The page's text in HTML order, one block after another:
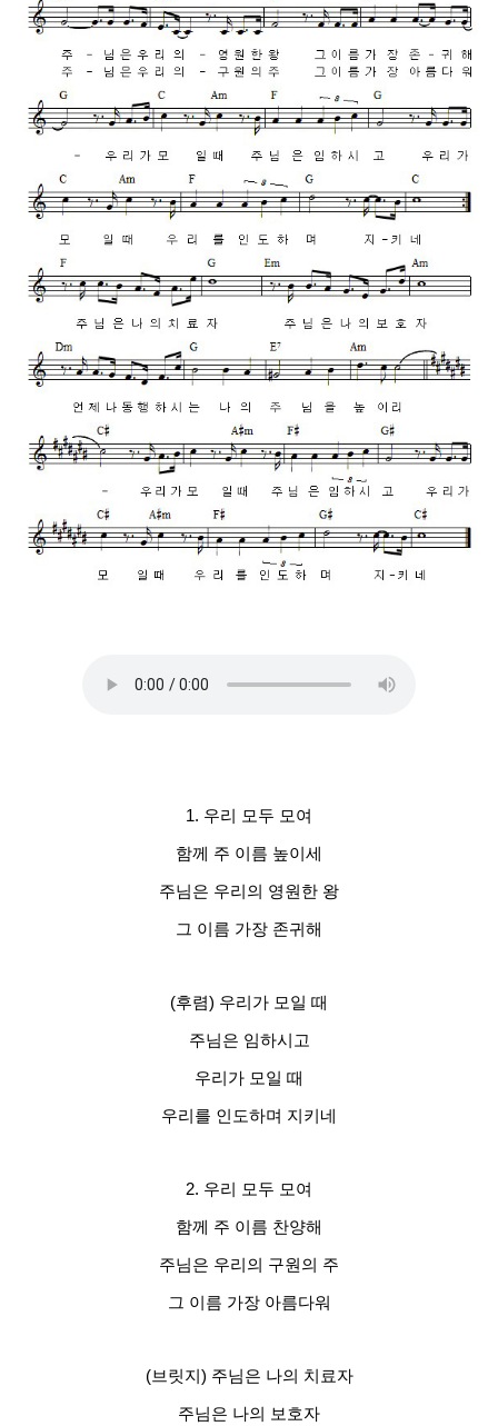
1. 우리 모두 모여
함께 주 이름 높이세
주님은 우리의 영원한 왕
그 이름 가장 존귀해
(후렴) 우리가 모일 때
주님은 임하시고
우리가 모일 때
우리를 인도하며 지키네
2. 우리 모두 모여
함께 주 이름 찬양해
주님은 우리의 구원의 주
그 이름 가장 아름다워
(브릿지) 주님은 나의 치료자
주님은 나의 보호자